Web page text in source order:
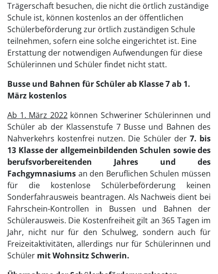
Trägerschaft besuchen, die nicht die örtlich zuständige
Schule ist, können kostenlos an der öffentlichen
Schülerbeförderung zur örtlich zuständigen Schule
teilnehmen, sofern eine solche eingerichtet ist. Eine
Erstattung der notwendigen Aufwendungen für diese
Schülerinnen und Schüler findet nicht statt.
Busse und Bahnen für Schüler ab Klasse 7 ab 1.
März kostenlos
Ab 1. März 2022können Schweriner Schülerinnen und
Schüler ab der Klassenstufe 7 Busse und Bahnen des
Nahverkehrs kostenfrei nutzen. Die Schüler der7. bis
13 Klasse der allgemeinbildenden Schulen sowie des
berufsvorbereitenden Jahres und des
Fachgymnasiums an den Beruflichen Schulen müssen
für die kostenlose Schülerbeförderung keinen
Sonderfahrausweis beantragen. Als Nachweis dient bei
Fahrschein-Kontrollen in Bussen und Bahnen der
Schülerausweis. Die Kostenfreiheit gilt an 365 Tagen im
Jahr, nicht nur für den Schulweg, sondern auch für
Freizeitaktivitäten, allerdings nur für Schülerinnen und
Schüler mit Wohnsitz Schwerin.